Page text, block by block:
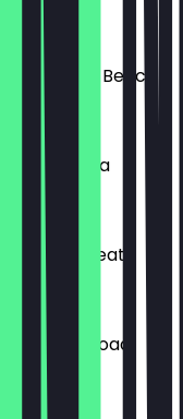
€ 11,00
Sex on the Beach
€ 11,00
Pina Colada
€ 11,00
Tropical beat
€ 11,00
Bramble Road
€ 11,00